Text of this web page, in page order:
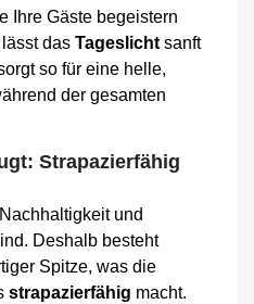
Ihre Gäste begeistern
das Tageslicht sanft
so für eine helle,
der gesamten
Strapazierfähig
und
Deshalb besteht
Spitze, was die
strapazierfähig macht.